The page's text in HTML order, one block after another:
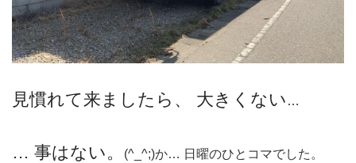
見慣れて来ましたら、 大きくない …
… 事はない。 (^_^;)か… 日曜のひとコマでした。